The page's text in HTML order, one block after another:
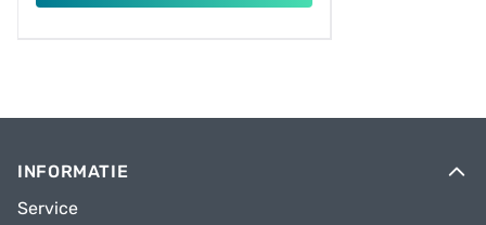
INFORMATIE
Service